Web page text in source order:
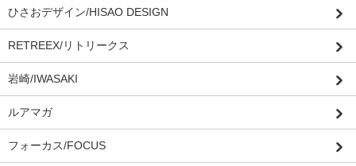
ひさおデザイン/HISAO DESIGN
RETREEX/リトリークス
岩崎/IWASAKI
ルアマガ
フォーカス/FOCUS